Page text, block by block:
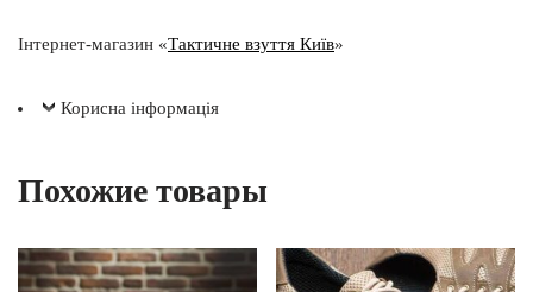
Інтернет-магазин «Тактичне взуття Київ»
Корисна інформація
Похожие товары